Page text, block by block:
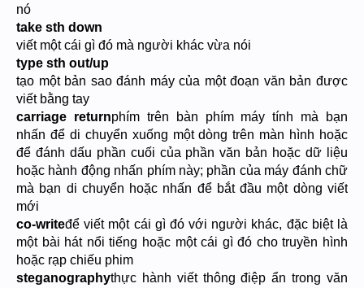
nó
take sth down
viết một cái gì đó mà người khác vừa nói
type sth out/up
tạo một bản sao đánh máy của một đoạn văn bản được
viết bằng tay
carriage returnphím trên bàn phím máy tính mà bạn
nhấn để di chuyển xuống một dòng trên màn hình hoặc
để đánh dấu phần cuối của phần văn bản hoặc dữ liệu
hoặc hành động nhấn phím này; phần của máy đánh chữ
mà bạn di chuyển hoặc nhấn để bắt đầu một dòng viết
mới
co-writeđể viết một cái gì đó với người khác, đặc biệt là
một bài hát nổi tiếng hoặc một cái gì đó cho truyền hình
hoặc rạp chiếu phim
steganographythực hành viết thông điệp ẩn trong văn